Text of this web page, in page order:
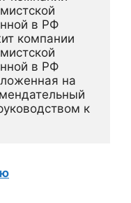
в РФ
компании
в РФ
на
к